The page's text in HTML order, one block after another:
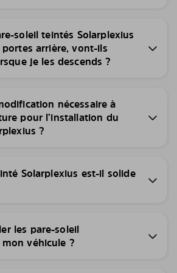
soleil teintés Solarplexius
arrière, vont-ils
je les descends ?
nécessaire à
pour l’installation du
?
Solarplexius est-il solide
les pare-soleil
véhicule ?